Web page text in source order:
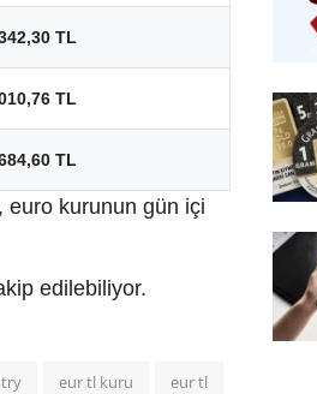
TL
TL
TL
euro kurunun gün içi
edilebiliyor.
eur tl kuru eur tl